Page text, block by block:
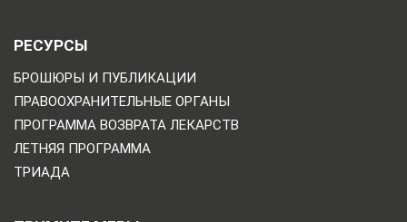
РЕСУРСЫ
БРОШЮРЫ И ПУБЛИКАЦИИ
ПРАВООХРАНИТЕЛЬНЫЕ ОРГАНЫ
ПРОГРАММА ВОЗВРАТА ЛЕКАРСТВ
ЛЕТНЯЯ ПРОГРАММА
ТРИАДА